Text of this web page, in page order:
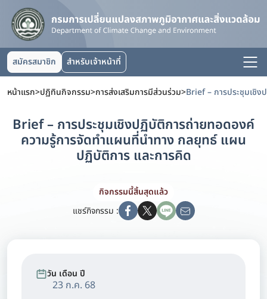
สมัครสมาชิก สำหรับเจ้าหน้าที่
หน้าแรก>ปฏิทินกิจกรรม>การส่งเสริมการมีส่วนร่วม>
Brief – การประชุมเชิงปฏิบัติการถ่ายทอดองค์
ความรู้การจัดทำแผนที่นำทาง กลยุทธ์ แผน
ปฏิบัติการ และการคิด
กิจกรรมนี้สิ้นสุดแล้ว
แชร์กิจกรรม :
วัน เดือน ปี
23 ก.ค. 68